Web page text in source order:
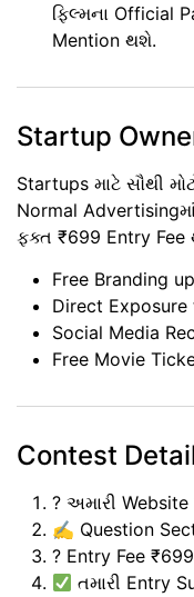
ફિલ્મના Official
Mention થશે.
Startup
Startups માટે સૌથી
Normal
ફક્ત ₹699 Entry Fee
Free Branding
Direct
Social Media
Free Movie
Contest
?️ અમારી
✍️ Question
? Entry Fee ₹699
તમારી Entry